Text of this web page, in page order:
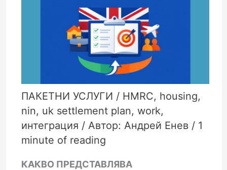
ПАКЕТНИ УСЛУГИ / HMRC, housing,
nin, uk settlement plan, work,
интеграция / Автор: Андрей Енев / 1
minute of reading
КАКВО ПРЕДСТАВЛЯВА